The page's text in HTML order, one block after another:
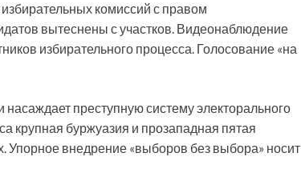
комиссий с правом
вытеснены с участков. Видеонаблюдение
избирательного процесса. Голосование «на
преступную систему электорального
крупная буржуазия и прозападная пятая
Упорное внедрение «выборов без выбора» носит